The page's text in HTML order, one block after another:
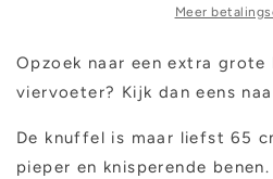
Meer
Opzoek naar een extra
viervoeter? Kijk dan eens
De knuffel is maar liefst 65
pieper en knisperende